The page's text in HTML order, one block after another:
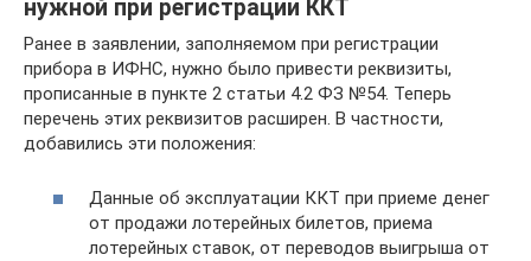
нужной при регистрации ККТ
Ранее в заявлении, заполняемом при регистрации
прибора в ИФНС, нужно было привести реквизиты,
прописанные в пункте 2 статьи 4.2 ФЗ №54. Теперь
перечень этих реквизитов расширен. В частности,
добавились эти положения:
Данные об эксплуатации ККТ при приеме денег
от продажи лотерейных билетов, приема
лотерейных ставок, от переводов выигрыша от